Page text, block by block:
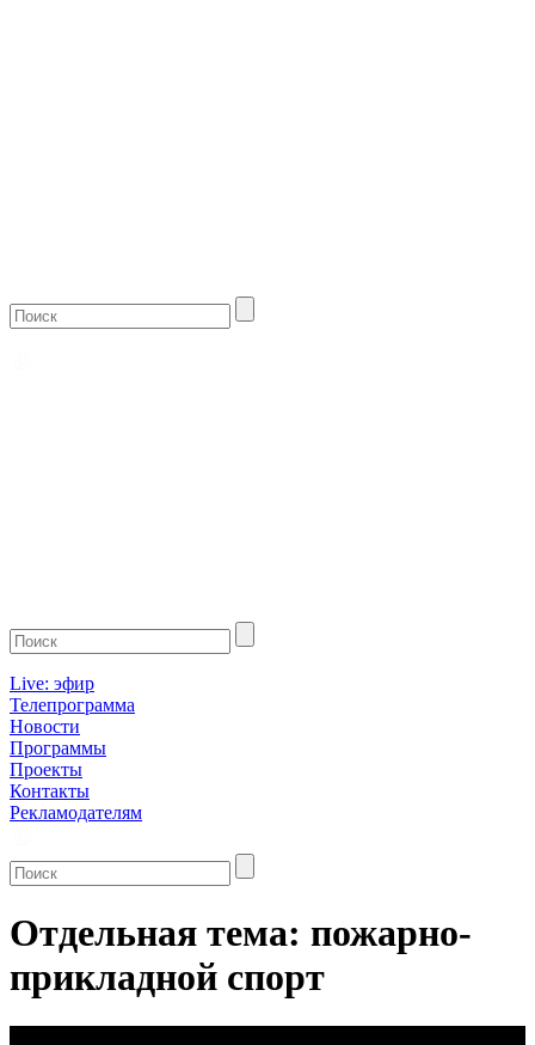
Live: эфир
Телепрограмма
Новости
Программы
Проекты
Контакты
Рекламодателям
Отдельная тема: пожарно-
прикладной спорт